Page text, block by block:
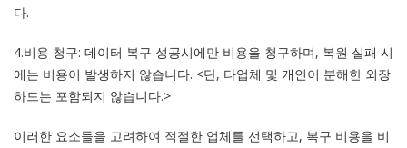
다.
4.비용 청구: 데이터 복구 성공시에만 비용을 청구하며, 복원 실패 시
에는 비용이 발생하지 않습니다. <단, 타업체 및 개인이 분해한 외장
하드는 포함되지 않습니다.>
이러한 요소들을 고려하여 적절한 업체를 선택하고, 복구 비용을 비